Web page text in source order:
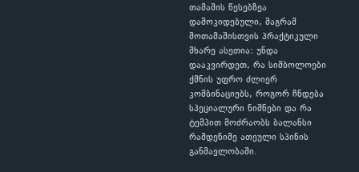
თამაშის წესებზეა
დამოკიდებული, მაგრამ
მოთამაშისთვის პრაქტიკული
მხარე ასეთია: უნდა
დააკვირდეთ, რა სიმბოლოები
ქმნის უფრო ძლიერ
კომბინაციებს, როგორ ჩნდება
სპეციალური ნიშნები და რა
ტემპით მოძრაობს ბალანსი
რამდენიმე ათეული სპინის
განმავლობაში.